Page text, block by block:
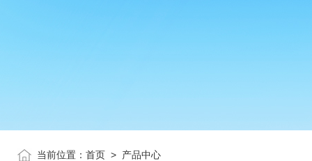
当前位置： 首页 > 产品中心